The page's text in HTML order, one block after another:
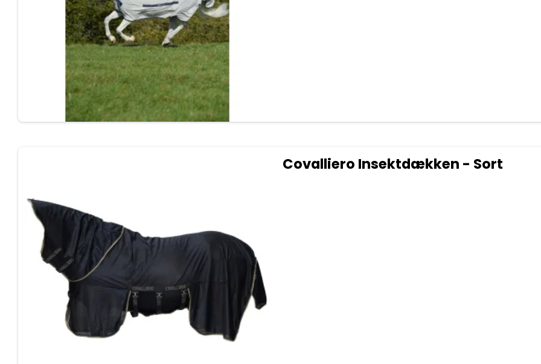
Covalliero Insektdækken - Sort